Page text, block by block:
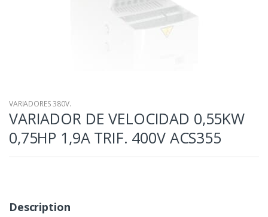
VARIADORES 380V.
VARIADOR DE VELOCIDAD 0,55KW
0,75HP 1,9A TRIF. 400V ACS355
Description